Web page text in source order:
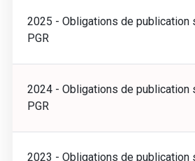
2025 - Obligations de publication
PGR
2024 - Obligations de publication
PGR
2023 - Obligations de publication